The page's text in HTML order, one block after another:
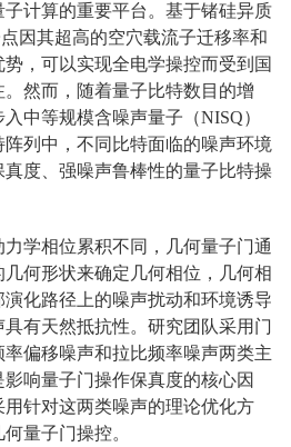
计算的重要平台。基于锗硅异质
因其超高的空穴载流子迁移率和
，可以实现全电学操控而受到国
然而，随着量子比特数目的增
中等规模含噪声量子（NISQ）
列中，不同比特面临的噪声环境
度、强噪声鲁棒性的量子比特操
学相位累积不同，几何量子门通
何形状来确定几何相位，几何相
化路径上的噪声扰动和环境诱导
有天然抵抗性。研究团队采用门
偏移噪声和拉比频率噪声两类主
响量子门操作保真度的核心因
针对这两类噪声的理论优化方
量子门操控。